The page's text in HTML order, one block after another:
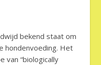
bekend staat om
hondenvoeding. Het
van “biologically